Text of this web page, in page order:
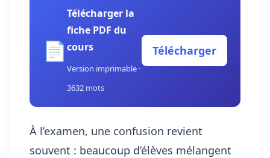
📄
Télécharger la
fiche PDF du
cours
Version imprimable ·
3632 mots
Télécharger
À l’examen, une confusion revient
souvent : beaucoup d’élèves mélangent